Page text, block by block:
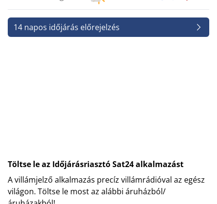
14 napos időjárás előrejelzés
Töltse le az Időjárásriasztó Sat24 alkalmazást
A villámjelző alkalmazás precíz villámrádióval az egész
világon. Töltse le most az alábbi áruházból/